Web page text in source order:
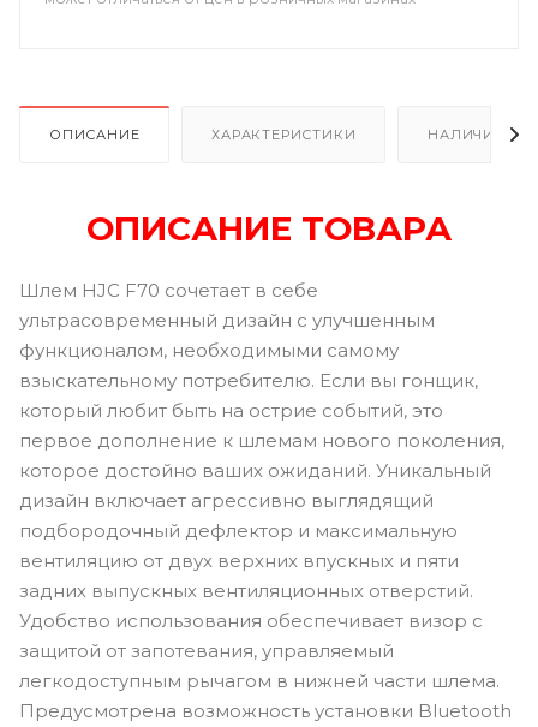
ОПИСАНИЕ ХАРАКТЕРИСТИКИ НАЛИЧИЕ В
ОПИСАНИЕ ТОВАРА
Шлем HJC F70 сочетает в себе
ультрасовременный дизайн с улучшенным
функционалом, необходимыми самому
взыскательному потребителю. Если вы гонщик,
который любит быть на острие событий, это
первое дополнение к шлемам нового поколения,
которое достойно ваших ожиданий. Уникальный
дизайн включает агрессивно выглядящий
подбородочный дефлектор и максимальную
вентиляцию от двух верхних впускных и пяти
задних выпускных вентиляционных отверстий.
Удобство использования обеспечивает визор с
защитой от запотевания, управляемый
легкодоступным рычагом в нижней части шлема.
Предусмотрена возможность установки Bluetooth